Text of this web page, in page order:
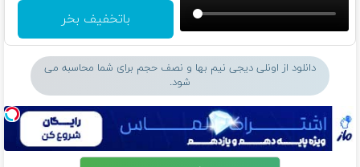
باتخفیف بخر
دانلود از اونلی دیجی نیم بها و نصف حجم برای شما محاسبه می
شود.